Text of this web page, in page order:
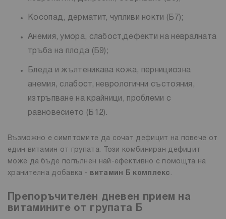
Косопад, дерматит, чупливи нокти (Б7);
Анемия, умора, слабост,дефекти на невралната
тръба на плода (Б9);
Бледа и жълтеникава кожа, пернициозна
анемия, слабост, неврологични състояния,
изтръпване на крайници, проблеми с
равновесието (Б12).
Възможно е симптомите да сочат дефицит на повече от
един витамин от групата. Този комбиниран дефицит
може да бъде попълнен най-ефективно с помощта на
хранителна добавка - витамин Б комплекс .
Препоръчителен дневен прием на
витамините от групата Б